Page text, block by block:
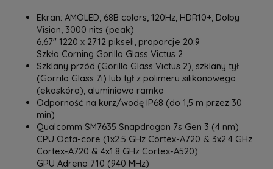
Ekran: AMOLED, 68B colors, 120Hz, HDR10+, Dolby
Vision, 3000 nits (peak)
6,67" 1220 x 2712 pikseli, proporcje 20:9
Szkło Corning Gorilla Glass Victus 2
Szklany przód (Gorilla Glass Victus 2), szklany tył
(Gorrila Glass 7i) lub tył z polimeru silikonowego
(ekoskóra), aluminiowa ramka
Odporność na kurz/wodę IP68 (do 1,5 m przez 30
min)
Qualcomm SM7635 Snapdragon 7s Gen 3 (4 nm)
CPU Octa-core (1x2.5 GHz Cortex-A720 & 3x2.4 GHz
Cortex-A720 & 4x1.8 GHz Cortex-A520)
GPU Adreno 710 (940 MHz)